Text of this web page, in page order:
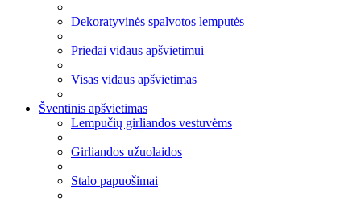
Dekoratyvinės spalvotos lemputės
Priedai vidaus apšvietimui
Visas vidaus apšvietimas
Šventinis apšvietimas
Lempučių girliandos vestuvėms
Girliandos užuolaidos
Stalo papuošimai